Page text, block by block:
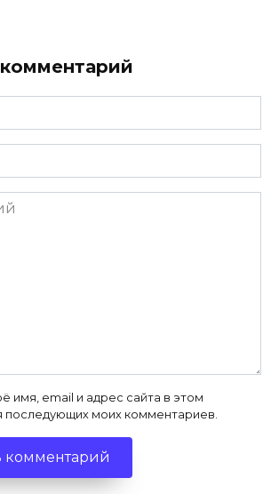
имя, email и адрес сайта в этом
последующих моих комментариев.